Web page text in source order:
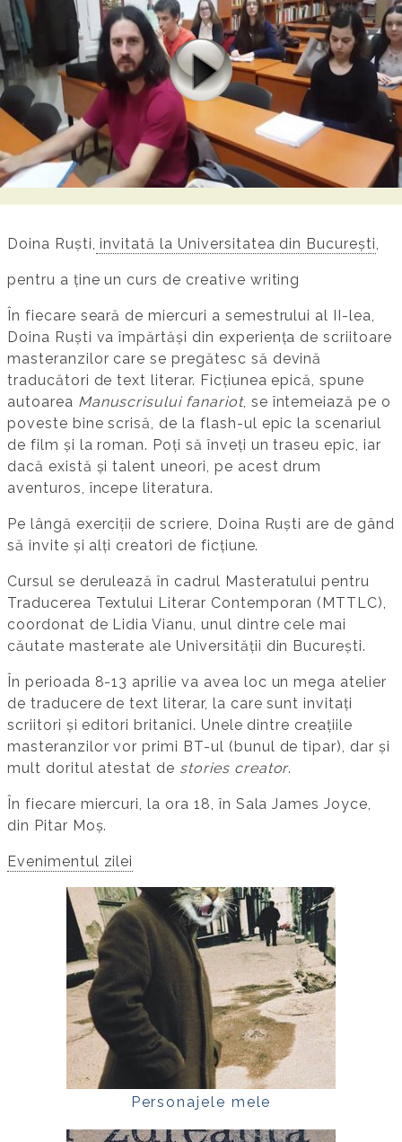
Doina Ruști, invitată la Universitatea din București,
pentru a ține un curs de creative writing
În fiecare seară de miercuri a semestrului al II-lea,
Doina Ruști va împărtăși din experiența de scriitoare
masteranzilor care se pregătesc să devină
traducători de text literar. Ficțiunea epică, spune
autoarea Manuscrisului fanariot, se întemeiază pe o
poveste bine scrisă, de la flash-ul epic la scenariul
de film și la roman. Poți să înveți un traseu epic, iar
dacă există și talent uneori, pe acest drum
aventuros, începe literatura.
Pe lângă exerciții de scriere, Doina Ruști are de gând
să invite și alți creatori de ficțiune.
Cursul se derulează în cadrul Masteratului pentru
Traducerea Textului Literar Contemporan (MTTLC),
coordonat de Lidia Vianu, unul dintre cele mai
căutate masterate ale Universității din București.
În perioada 8-13 aprilie va avea loc un mega atelier
de traducere de text literar, la care sunt invitați
scriitori și editori britanici. Unele dintre creațiile
masteranzilor vor primi BT-ul (bunul de tipar), dar și
mult doritul atestat de stories creator.
În fiecare miercuri, la ora 18, în Sala James Joyce,
din Pitar Moș.
Evenimentul zilei
Personajele mele